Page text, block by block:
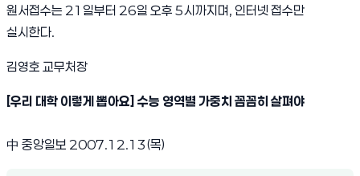
원서접수는 21일부터 26일 오후 5시까지며, 인터넷 접수만
실시한다.
김영호 교무처장
[우리 대학 이렇게 뽑아요] 수능 영역별 가중치 꼼꼼히 살펴야
中 중앙일보 2007.12.13(목)